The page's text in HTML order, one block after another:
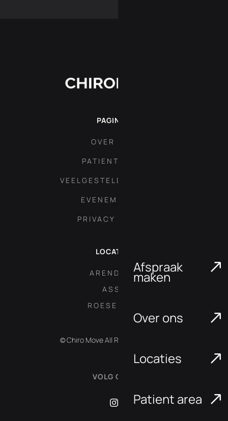
Afspraak
maken
Over ons
Locaties
Patient area
PAGINA'S
OVER ONS
PATIENT AREA
VEELGESTELDE VRAGEN
EVENEMENTEN
PRIVACY POLICY
LOCATIES
ARENDONK
ASSE
ROESELARE
© Chiro Move All Rights Reserved.
VOLG ONS: